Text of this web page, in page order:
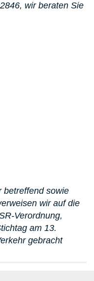
, wir beraten Sie
betreffend sowie
wir auf die
Verordnung,
am 13.
gebracht